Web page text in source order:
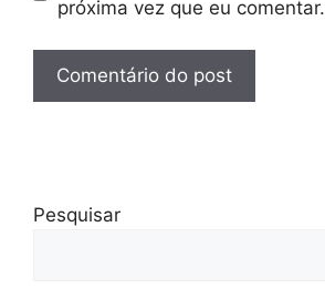
próxima vez que eu comentar.
Pesquisar